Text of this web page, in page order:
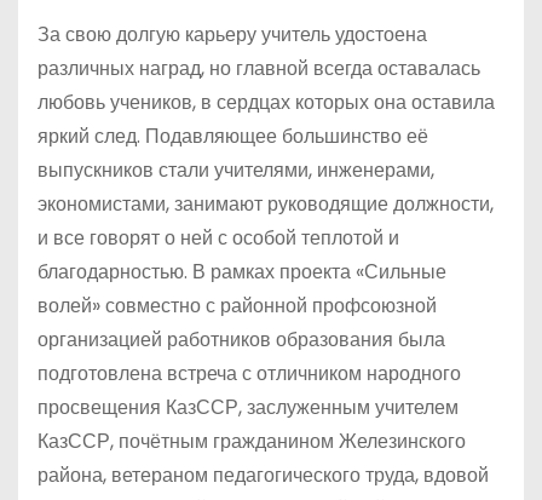
За свою долгую карьеру учитель удостоена
различных наград, но главной всегда оставалась
любовь учеников, в сердцах которых она оставила
яркий след. Подавляющее большинство её
выпускников стали учителями, инженерами,
экономистами, занимают руководящие должности,
и все говорят о ней с особой теплотой и
благодарностью. В рамках проекта «Сильные
волей» совместно с районной профсоюзной
организацией работников образования была
подготовлена встреча с отличником народного
просвещения КазССР, заслуженным учителем
КазССР, почётным гражданином Железинского
района, ветераном педагогического труда, вдовой